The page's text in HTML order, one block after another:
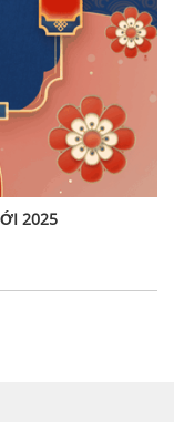
2025